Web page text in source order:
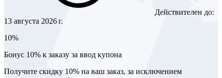
Действителен до:
13 августа 2026 г.
10%
Бонус 10% к заказу за ввод купона
Получите скидку 10% на ваш заказ, за исключением